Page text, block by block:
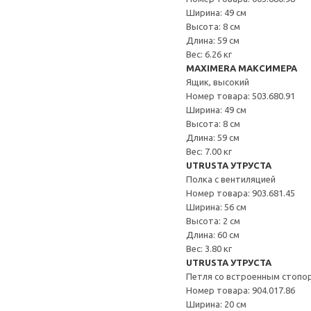
Ширина: 49 см
Высота: 8 см
Длина: 59 см
Вес: 6.26 кг
MAXIMERA МАКСИМЕРА
Ящик, высокий
Номер товара: 503.680.91
Ширина: 49 см
Высота: 8 см
Длина: 59 см
Вес: 7.00 кг
UTRUSTA УТРУСТА
Полка с вентиляцией
Номер товара: 903.681.45
Ширина: 56 см
Высота: 2 см
Длина: 60 см
Вес: 3.80 кг
UTRUSTA УТРУСТА
Петля со встроенным
Номер товара: 904.017.86
Ширина: 20 см